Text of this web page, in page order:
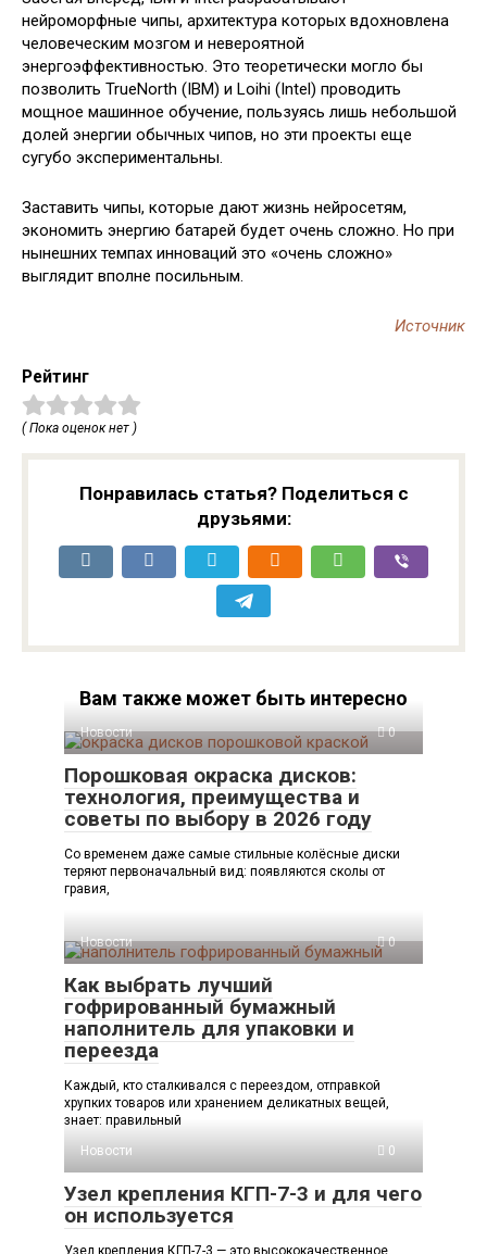
нейроморфные чипы, архитектура которых вдохновлена
человеческим мозгом и невероятной
энергоэффективностью. Это теоретически могло бы
позволить TrueNorth (IBM) и Loihi (Intel) проводить
мощное машинное обучение, пользуясь лишь небольшой
долей энергии обычных чипов, но эти проекты еще
сугубо экспериментальны.
Заставить чипы, которые дают жизнь нейросетям,
экономить энергию батарей будет очень сложно. Но при
нынешних темпах инноваций это «очень сложно»
выглядит вполне посильным.
Источник
Рейтинг
( Пока оценок нет )
Понравилась статья? Поделиться с
друзьями:
Вам также может быть интересно
Новости 0
Порошковая окраска дисков:
технология, преимущества и
советы по выбору в 2026 году
Со временем даже самые стильные колёсные диски
теряют первоначальный вид: появляются сколы от
гравия,
Новости 0
Как выбрать лучший
гофрированный бумажный
наполнитель для упаковки и
переезда
Каждый, кто сталкивался с переездом, отправкой
хрупких товаров или хранением деликатных вещей,
знает: правильный
Новости
0
Узел крепления КГП-7-3 и для чего
он используется
Узел крепления КГП-7-3 — это высококачественное